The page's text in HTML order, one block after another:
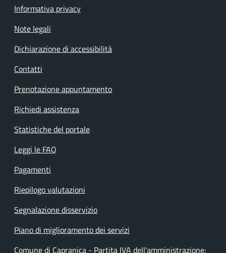
Informativa privacy
Note legali
Dichiarazione di accessibilità
Contatti
Prenotazione appuntamento
Richiedi assistenza
Statistiche del portale
Leggi le FAQ
Pagamenti
Riepilogo valutazioni
Segnalazione disservizio
Piano di miglioramento dei servizi
Comune di Capranica - Partita IVA dell'amministrazione: